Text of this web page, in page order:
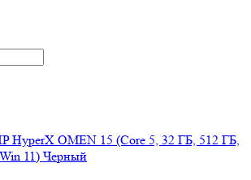
HyperX OMEN 15 (Core 5, 32 ГБ, 512 ГБ,
11) Черный